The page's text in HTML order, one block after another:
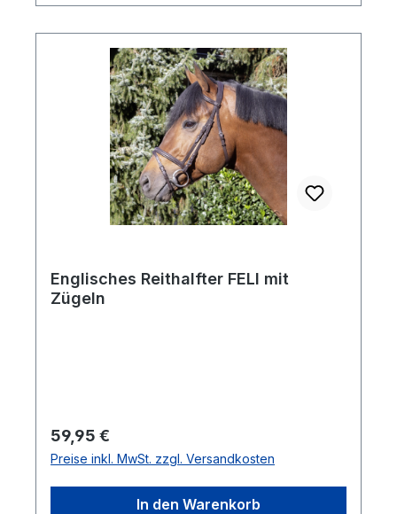
Englisches Reithalfter FELI mit
Zügeln
Regulärer Preis:
59,95 €
Preise inkl. MwSt. zzgl. Versandkosten
In den Warenkorb